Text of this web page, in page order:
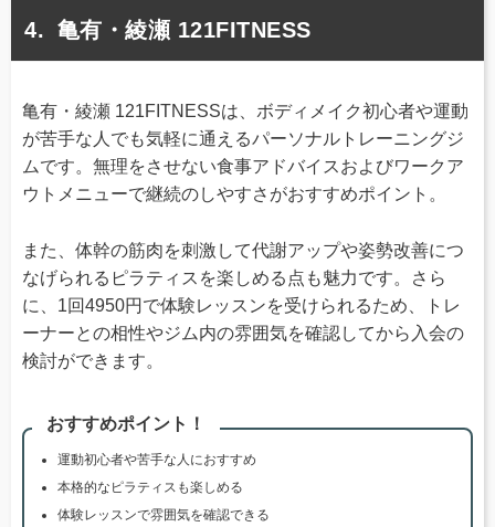
亀有・綾瀬 121FITNESS
亀有・綾瀬 121FITNESSは、ボディメイク初心者や運動
が苦手な人でも気軽に通えるパーソナルトレーニングジ
ムです。無理をさせない食事アドバイスおよびワークア
ウトメニューで継続のしやすさがおすすめポイント。
また、体幹の筋肉を刺激して代謝アップや姿勢改善につ
なげられるピラティスを楽しめる点も魅力です。さら
に、1回4950円で体験レッスンを受けられるため、トレ
ーナーとの相性やジム内の雰囲気を確認してから入会の
検討ができます。
おすすめポイント！
運動初心者や苦手な人におすすめ
本格的なピラティスも楽しめる
体験レッスンで雰囲気を確認できる